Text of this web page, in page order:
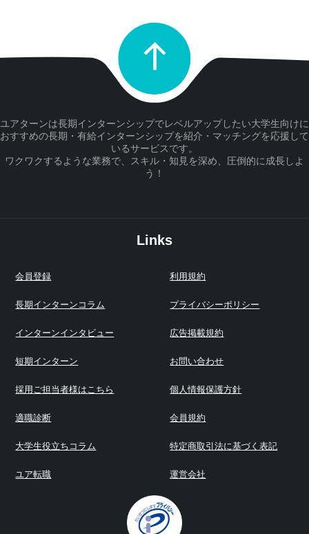
ユアターンは長期インターンシップでレベルアップしたい大学生向けに
おすすめの長期・有給インターンシップを紹介・マッチングを応援して
いるサービスです。
ワクワクするような業務で、スキル・知見を深め、圧倒的に成長しよ
う！
Links
会員登録
長期インターンコラム
インターンインタビュー
短期インターン
採用ご担当者様はこちら
適職診断
大学生役立ちコラム
ユア転職
利用規約
プライバシーポリシー
広告掲載規約
お問い合わせ
個人情報保護方針
会員規約
特定商取引法に基づく表記
運営会社